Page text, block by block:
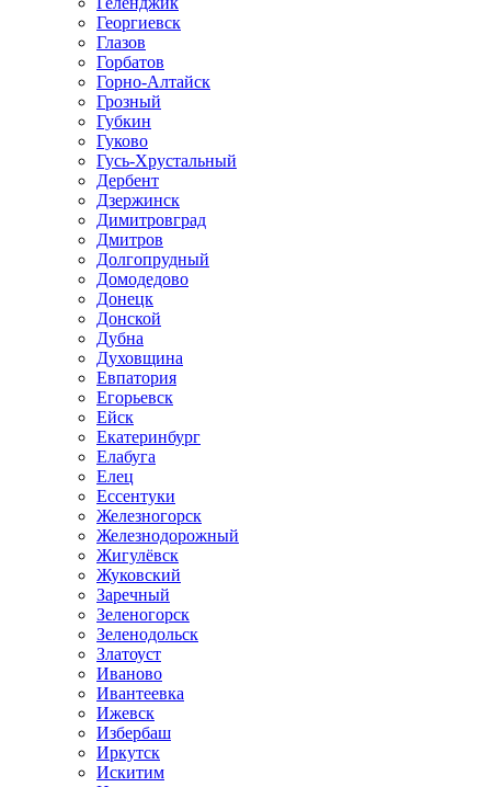
Георгиевск
Глазов
Горбатов
Горно-Алтайск
Грозный
Губкин
Гуково
Гусь-Хрустальный
Дербент
Дзержинск
Димитровград
Дмитров
Долгопрудный
Домодедово
Донецк
Донской
Дубна
Духовщина
Евпатория
Егорьевск
Ейск
Екатеринбург
Елабуга
Елец
Ессентуки
Железногорск
Железнодорожный
Жигулёвск
Жуковский
Заречный
Зеленогорск
Зеленодольск
Златоуст
Иваново
Ивантеевка
Ижевск
Избербаш
Иркутск
Искитим